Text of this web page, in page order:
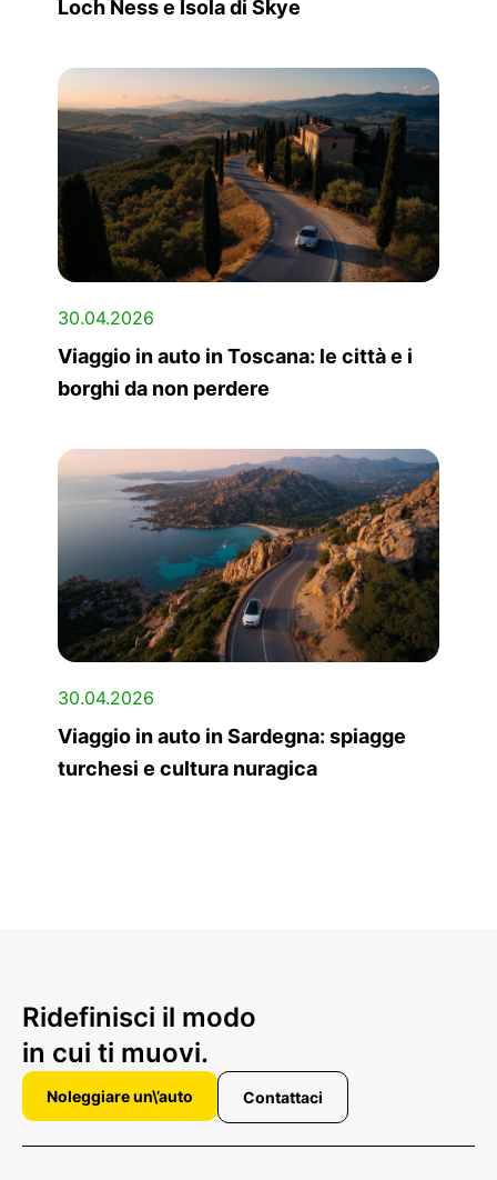
Loch Ness e Isola di Skye
30.04.2026
Viaggio in auto in Toscana: le città e i
borghi da non perdere
30.04.2026
Viaggio in auto in Sardegna: spiagge
turchesi e cultura nuragica
Ridefinisci il modo
in cui ti muovi.
Noleggiare un\’auto Contattaci